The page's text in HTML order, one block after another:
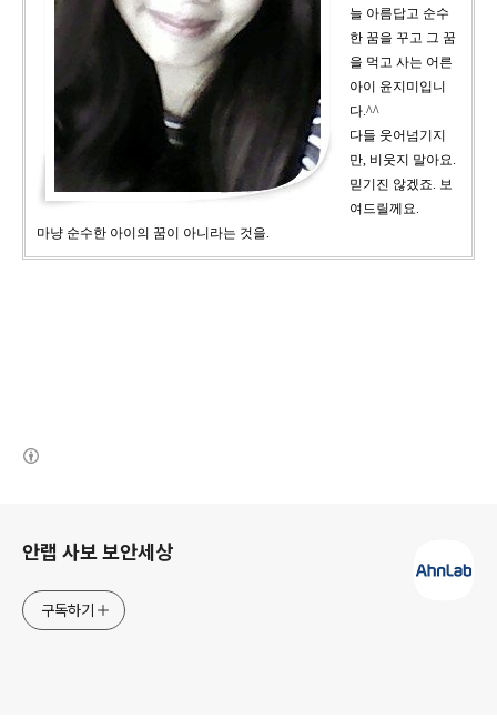
늘 아름답고 순수
한 꿈을 꾸고 그 꿈
을 먹고 사는 어른
아이 윤지미입니
다.^^
다들 웃어넘기지
만, 비웃지 말아요.
믿기진 않겠죠. 보
여드릴께요.
마냥 순수한 아이의 꿈이 아니라는 것을.
안랩 사보 보안세상
구독하기